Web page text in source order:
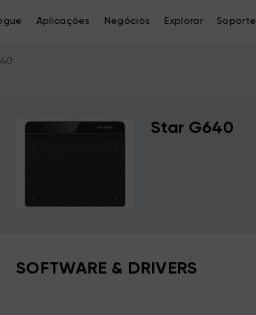
Aplicações Negócios Explorar Soporte
Star G640
SOFTWARE & DRIVERS